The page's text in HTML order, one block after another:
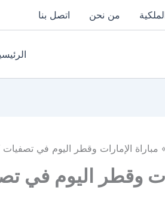
من نحن اتصل بنا
مباراة الإمارات وقطر اليوم في تصفيات
وقطر اليوم في